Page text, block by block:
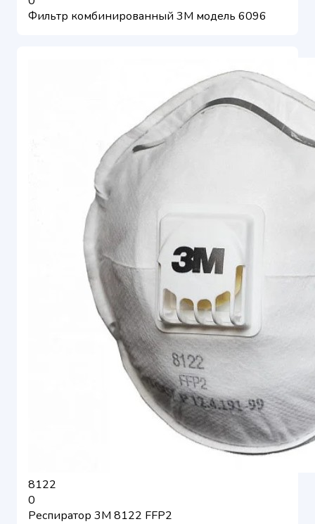
Фильтр комбинированный 3М модель 6096
8122
0
Респиратор 3М 8122 FFP2